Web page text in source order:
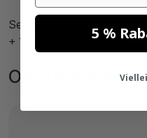
SendCloud-Starterpaket:
+ 12 Rollen Zebra
Oft zusammen
5 %